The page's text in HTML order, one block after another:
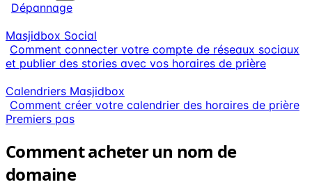
Dépannage
Masjidbox Social
Comment connecter votre compte de réseaux sociaux
et publier des stories avec vos horaires de prière
Calendriers Masjidbox
Comment créer votre calendrier des horaires de prière
Premiers pas
Comment acheter un nom de
domaine